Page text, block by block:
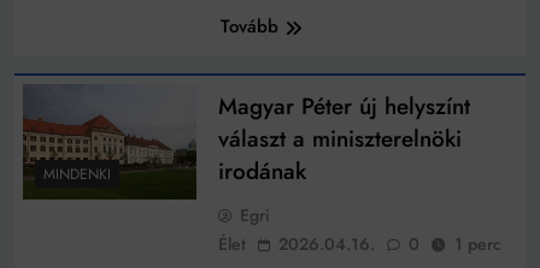
Tovább
MINDENKI
Magyar Péter új helyszínt
választ a miniszterelnöki
irodának
Egri
Élet
2026.04.16. 0 1 perc